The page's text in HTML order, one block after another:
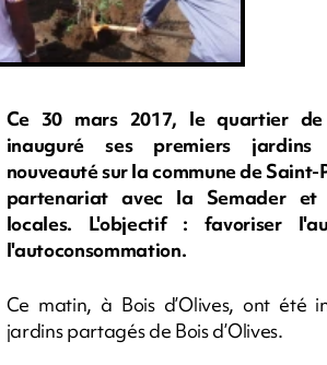
Ce 30 mars 2017, le quartier
inauguré ses premiers
nouveauté sur la commune de
partenariat avec la Semader et
locales. L'objectif : favoriser
l'autoconsommation.
Ce matin, à Bois d’Olives, ont été
jardins partagés de Bois d’Olives.